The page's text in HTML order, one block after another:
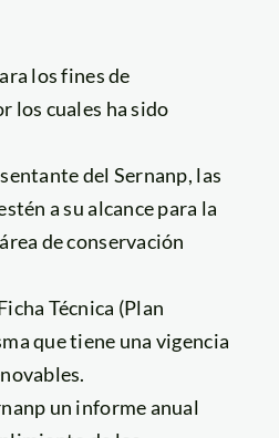
los fines de
los cuales ha sido
del Sernanp, las
a su alcance para la
de conservación
Técnica (Plan
que tiene una vigencia
un informe anual